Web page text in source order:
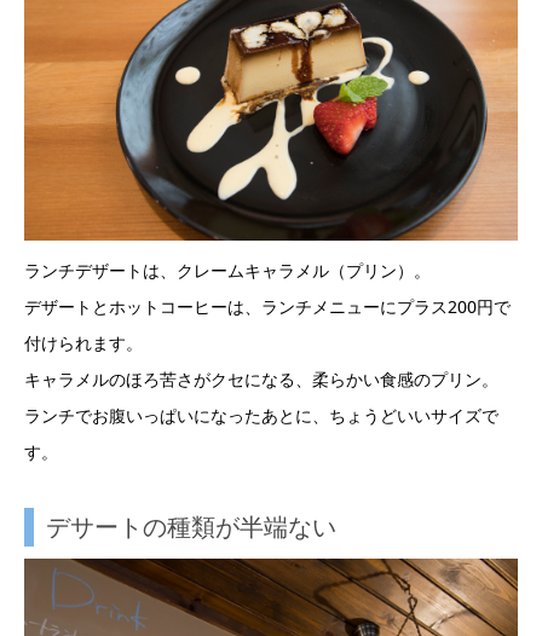
ランチデザートは、クレームキャラメル（プリン）。
デザートとホットコーヒーは、ランチメニューにプラス200円で
付けられます。
キャラメルのほろ苦さがクセになる、柔らかい食感のプリン。
ランチでお腹いっぱいになったあとに、ちょうどいいサイズで
す。
デサートの種類が半端ない